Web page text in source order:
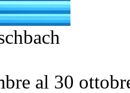
al 30